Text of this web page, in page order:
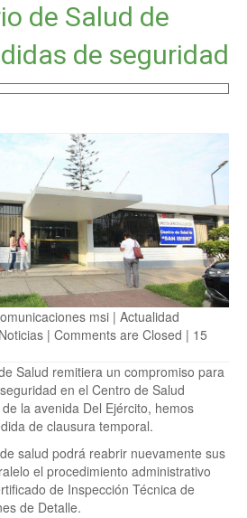
de Salud de
de seguridad
msi | Actualidad
Noticias | Comments are Closed | 15
Salud remitiera un compromiso para
en el Centro de Salud
la avenida Del Ejército, hemos
de clausura temporal.
salud podrá reabrir nuevamente sus
el procedimiento administrativo
de Inspección Técnica de
de Detalle.